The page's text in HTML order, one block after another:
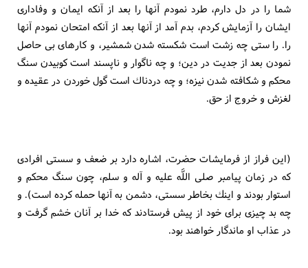
شما را در دل دارم، طرد نمودم آنها را بعد از آنكه ايمان و وفادارى
ايشان را آزمايش كردم، بدم آمد از آنها بعد از آنكه امتحان نمودم آنها
را. را ستى چه زشت است شكسته شدن شمشير، و كارهاى بى حاصل
نمودن بعد از جديت در دين؛ و چه ناگوار و ناپسند است كوبيدن سنگ
محكم و شكافته شدن نيزه؛ و چه دردناك است گول خوردن در عقيده و
لغزش و خروج از حق.
(اين فراز از فرمايشات حضرت، اشاره دارد بر ضعف و سستى افرادى
كه در زمان پيامبر صلى اللَّه عليه و آله و سلم، چون سنگ محكم و
استوار بودند و اينك بخاطر سستى، دشمن به آنها حمله كرده است). و
چه بد چيزى براى خود از پيش فرستادند كه خدا بر آنان خشم گرفت و
در عذاب او ماندگار خواهند بود.